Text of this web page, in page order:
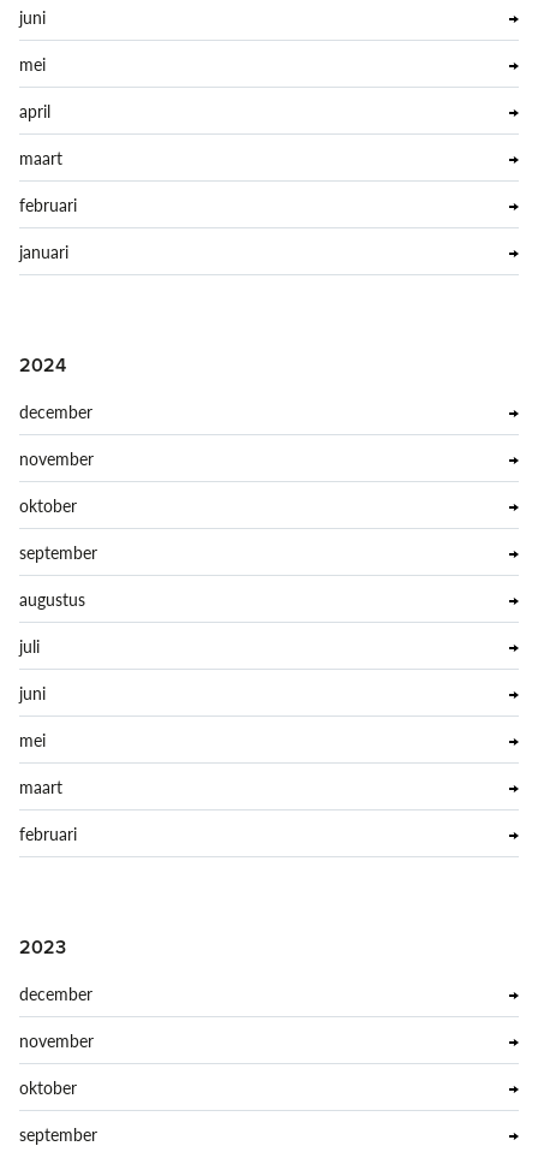
juni
mei
april
maart
februari
januari
2024
december
november
oktober
september
augustus
juli
juni
mei
maart
februari
2023
december
november
oktober
september